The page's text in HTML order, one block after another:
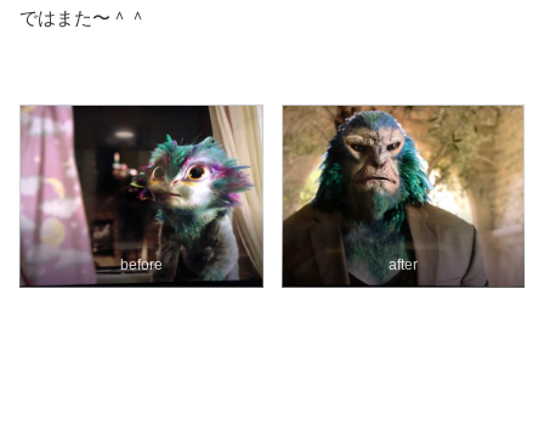
ではまた〜＾＾
before after